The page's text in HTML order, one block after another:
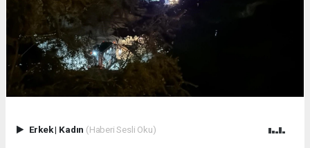
Erkek| Kadın (Haberi Sesli Oku)